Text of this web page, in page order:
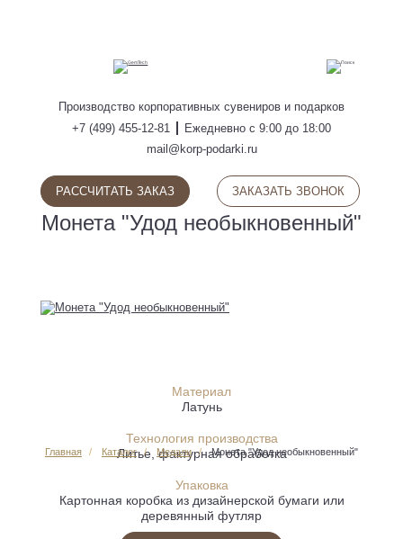
ПОИСК
Производство корпоративных сувениров и подарков
+7 (499) 455-12-81
Ежедневно с 9:00 до 18:00
mail@korp-podarki.ru
ЗАКАЗАТЬ ЗВОНОК
РАССЧИТАТЬ ЗАКАЗ
Главная Каталог Медали Монета "Удод необыкновенный"
Монета "Удод необыкновенный"
Материал
Латунь
Технология производства
Литье, фактурная обработка
Упаковка
Картонная коробка из дизайнерской бумаги или
деревянный футляр